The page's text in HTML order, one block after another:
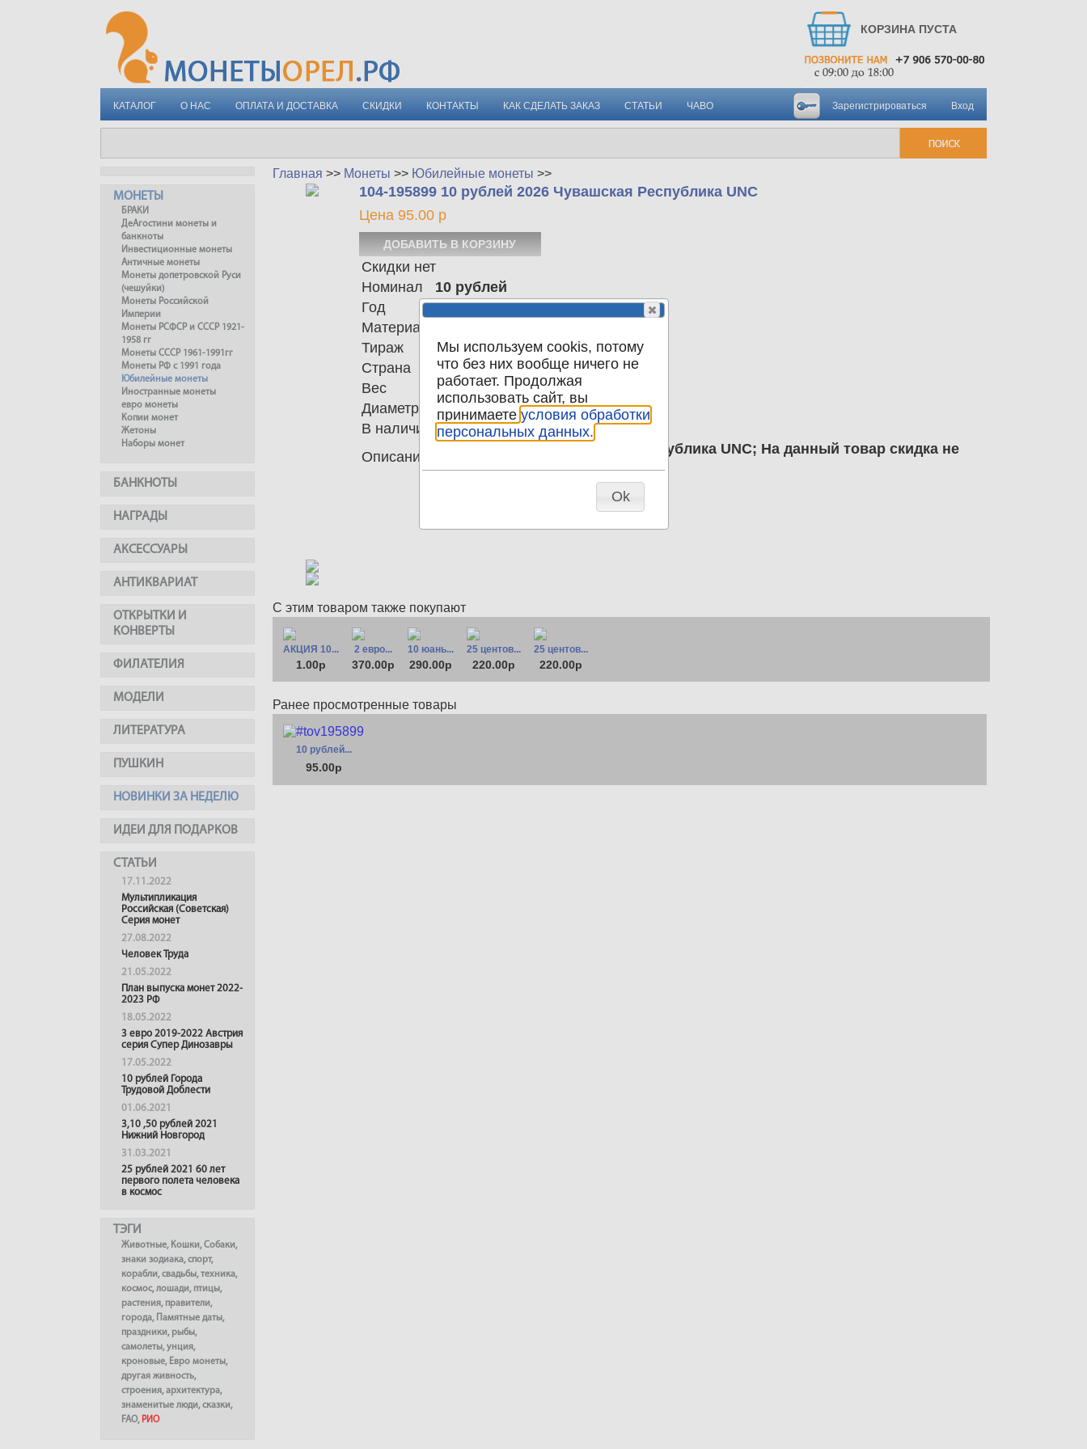
КОРЗИНА ПУСТА
КАТАЛОГ О НАС ОПЛАТА И ДОСТАВКА СКИДКИ КОНТАКТЫ КАК СДЕЛАТЬ ЗАКАЗ СТАТЬИ ЧАВО Вход
Зарегистрироваться
МОНЕТЫ
БРАКИ
ДеАгостини монеты и
банкноты
Инвестиционные монеты
Античные монеты
Монеты допетровской Руси
(чешуйки)
Монеты Российской
Империи
Монеты РСФСР и СССР 1921-
1958 гг
Монеты СССР 1961-1991гг
Монеты РФ с 1991 года
Юбилейные монеты
Иностранные монеты
евро монеты
Копии монет
Жетоны
Наборы монет
БАНКНОТЫ
НАГРАДЫ
АКСЕССУАРЫ
АНТИКВАРИАТ
ОТКРЫТКИ И
КОНВЕРТЫ
ФИЛАТЕЛИЯ
МОДЕЛИ
ЛИТЕРАТУРА
ПУШКИН
НОВИНКИ ЗА НЕДЕЛЮ
ИДЕИ ДЛЯ ПОДАРКОВ
СТАТЬИ
17.11.2022
Мультипликация
Российская (Советская)
Серия монет
27.08.2022
Человек Труда
21.05.2022
План выпуска монет 2022-
2023 РФ
18.05.2022
3 евро 2019-2022 Австрия
серия Супер Динозавры
17.05.2022
10 рублей Города
Трудовой Доблести
01.06.2021
3,10 ,50 рублей 2021
Нижний Новгород
31.03.2021
25 рублей 2021 60 лет
первого полета человека
в космос
ТЭГИ
Животные, Кошки,Собаки,
знаки зодиака,спорт,
корабли,свадьбы,техника,
космос,лошади, птицы,
растения, правители,
города, Памятные даты,
праздники, рыбы,
самолеты,унция,
кроновые, Евро монеты,
другая живность,
строения,архитектура,
знаменитые люди,сказки,
FAO, РИО
Главная >> Монеты >> Юбилейные монеты >>
104-195899 10 рублей 2026 Чувашская Республика UNC
Цена 95.00 р
Скидки нет
Номинал
10 рублей
Год
2026
Материал
Тираж
1.000.000
Страна
Российская Федерация
Вес
7.90
Диаметр
27.00
В наличии
105
Описание
10 рублей 2026 Чувашская Республика UNC; На данный товар скидка не
распространяется!
С этим товаром также покупают
АКЦИЯ 10...
1.00р
2 евро...
370.00р
10 юань...
290.00р
25 центов...
220.00р
25 центов...
220.00р
Ранее просмотренные товары
10 рублей...
95.00р
Мы используем cookis, потому
что без них вообще ничего не
работает. Продолжая
использовать сайт, вы
принимаете условия обработки
персональных данных.
Ok